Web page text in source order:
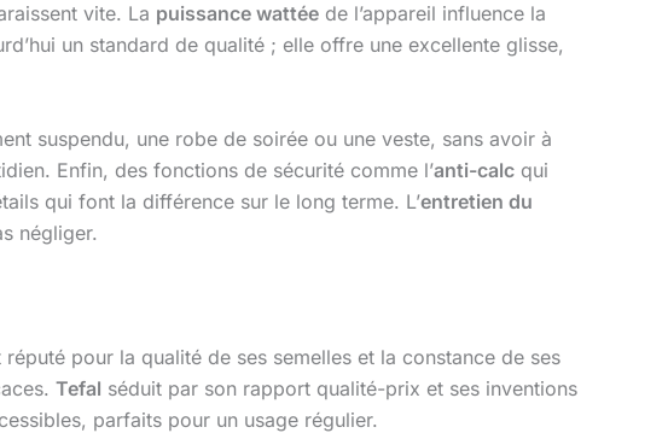
vite. La puissance wattée de l’appareil influence la
un standard de qualité ; elle offre une excellente glisse,
suspendu, une robe de soirée ou une veste, sans avoir à
Enfin, des fonctions de sécurité comme l’anti-calc qui
qui font la différence sur le long terme. L’entretien du
négliger.
pour la qualité de ses semelles et la constance de ses
Tefal séduit par son rapport qualité-prix et ses inventions
parfaits pour un usage régulier.